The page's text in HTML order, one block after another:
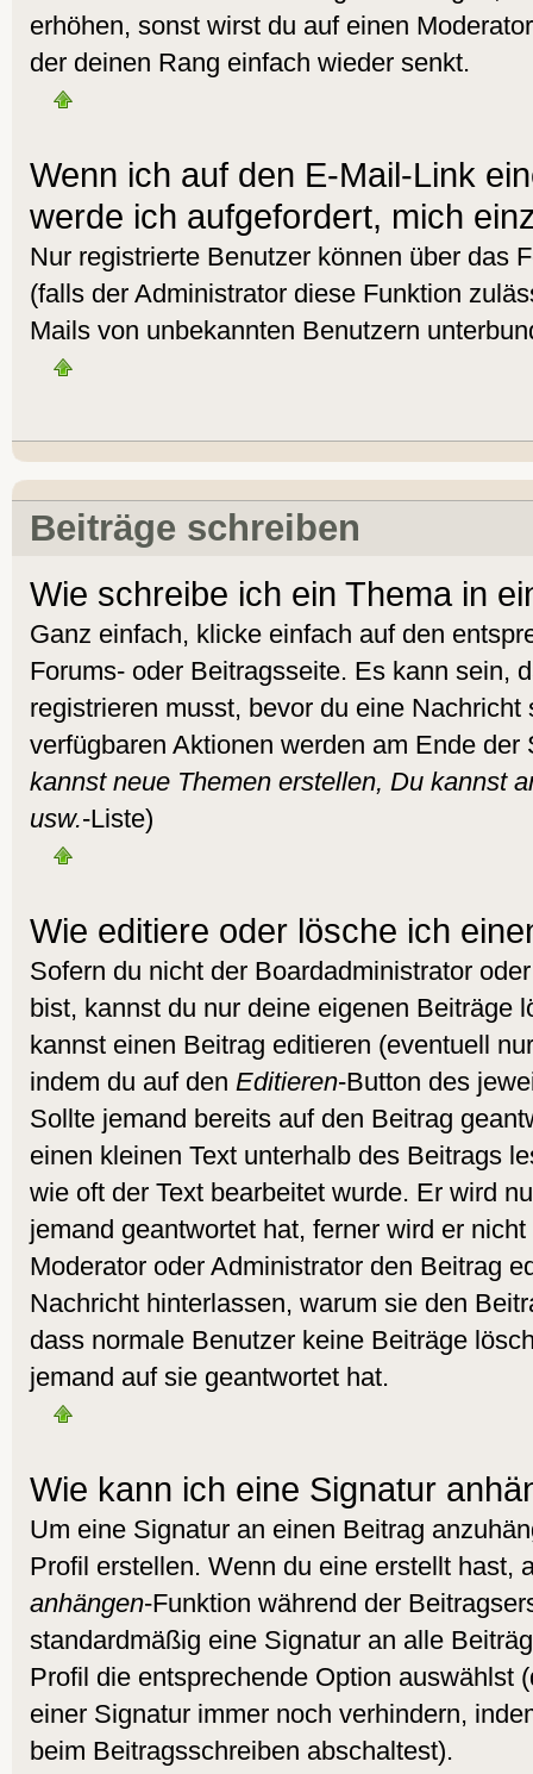
erhöhen, sonst wirst du auf einen
der deinen Rang einfach wieder senkt.
Wenn ich auf den E-Mail-Link
werde ich aufgefordert, mich
Nur registrierte Benutzer können über das
(falls der Administrator diese Funktion
Mails von unbekannten Benutzern
Beiträge schreiben
Wie schreibe ich ein Thema in
Ganz einfach, klicke einfach auf den
Forums- oder Beitragsseite. Es kann sein,
registrieren musst, bevor du eine
verfügbaren Aktionen werden am Ende
kannst neue Themen erstellen, Du kannst
usw.-Liste)
Wie editiere oder lösche ich
Sofern du nicht der Boardadministrator
bist, kannst du nur deine eigenen Beiträge
kannst einen Beitrag editieren (eventuell
indem du auf den Editieren-Button des
Sollte jemand bereits auf den Beitrag
einen kleinen Text unterhalb des Beitrags
wie oft der Text bearbeitet wurde. Er wird
jemand geantwortet hat, ferner wird er
Moderator oder Administrator den Beitrag
Nachricht hinterlassen, warum sie den
dass normale Benutzer keine Beiträge
jemand auf sie geantwortet hat.
Wie kann ich eine Signatur
Um eine Signatur an einen Beitrag
Profil erstellen. Wenn du eine erstellt hast,
anhängen-Funktion während der
standardmäßig eine Signatur an alle
Profil die entsprechende Option auswählst
einer Signatur immer noch verhindern,
beim Beitragsschreiben abschaltest).